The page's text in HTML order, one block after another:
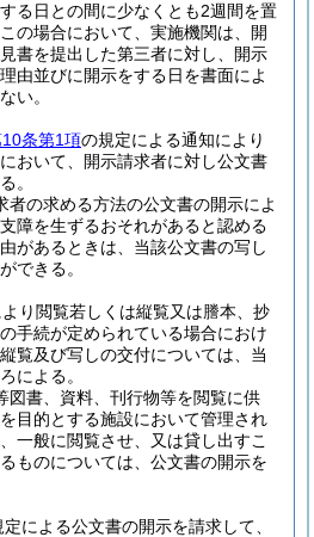
る日との間に少なくとも2週間を置
この場合において、実施機関は、開
書を提出した第三者に対し、開示
由並びに開示をする日を書面によ
い。
条第1項の規定による通知により
おいて、開示請求者に対し公文書
。
者の求める方法の公文書の開示によ
障を生ずるおそれがあると認める
があるときは、当該公文書の写し
できる。
り閲覧若しくは縦覧又は謄本、抄
手続が定められている場合におけ
覧及び写しの交付については、当
による。
図書、資料、刊行物等を閲覧に供
目的とする施設において管理され
一般に閲覧させ、又は貸し出すこ
ものについては、公文書の開示を
定による公文書の開示を請求して、